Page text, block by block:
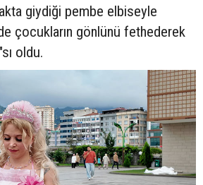
giydiği pembe elbiseyle
çocukların gönlünü fethederek
oldu.